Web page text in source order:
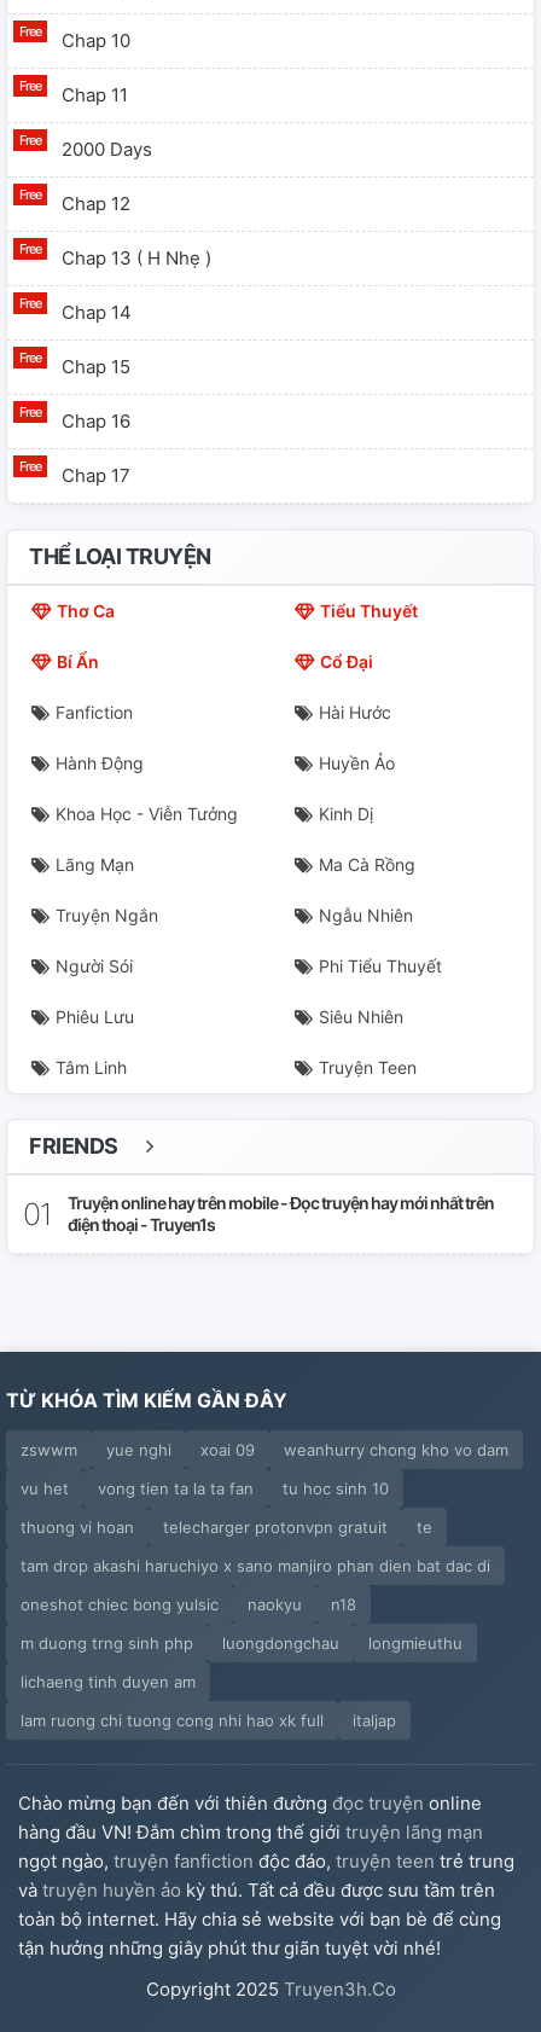
Chap 10
Chap 11
2000 Days
Chap 12
Chap 13 ( H Nhẹ )
Chap 14
Chap 15
Chap 16
Chap 17
Chap 18
Chap 19
Chap 23
Chap 24
Chap 25
Chap 26
Chap 27
Chap 28
Chap 30
Thông Báo
Chap 33
Chap 34
Chap 36
Chap 37 ( H Nhẹ )
Chap 38
Mark
Chap 40 (Hoàn)
Ngoại Truyện
THỂ LOẠI TRUYỆN
Thơ Ca Tiểu Thuyết
Bí Ẩn Cổ Đại
Fanfiction Hài Hước
Hành Động Huyền Ảo
Khoa Học - Viễn Tưởng Kinh Dị
Lãng Mạn Ma Cà Rồng
Truyện Ngắn Ngẫu Nhiên
Người Sói Phi Tiểu Thuyết
Phiêu Lưu Siêu Nhiên
Tâm Linh Truyện Teen
FRIENDS
Truyện online hay trên mobile - Đọc truyện hay mới nhất trên
điện thoại - Truyen1s
TỪ KHÓA TÌM KIẾM GẦN ĐÂY
zswwm yue nghi xoai 09
weanhurry chong kho vo dam
vu het
vong tien ta la ta fan
tu hoc sinh 10
thuong vi hoan
telecharger protonvpn gratuit
te
tam drop akashi haruchiyo x sano manjiro phan dien bat dac di
oneshot chiec bong yulsic
naokyu
n18
m duong trng sinh php
luongdongchau
longmieuthu
lichaeng tinh duyen am
lam ruong chi tuong cong nhi hao xk full
italjap
Chào mừng bạn đến với thiên đường đọc truyện online
hàng đầu VN! Đắm chìm trong thế giới truyện lãng mạn
ngọt ngào, truyện fanfiction độc đáo, truyện teen trẻ trung
và truyện huyền ảo kỳ thú. Tất cả đều được sưu tầm trên
toàn bộ internet. Hãy chia sẻ website với bạn bè để cùng
tận hưởng những giây phút thư giãn tuyệt vời nhé!
Copyright 2025 Truyen3h.Co